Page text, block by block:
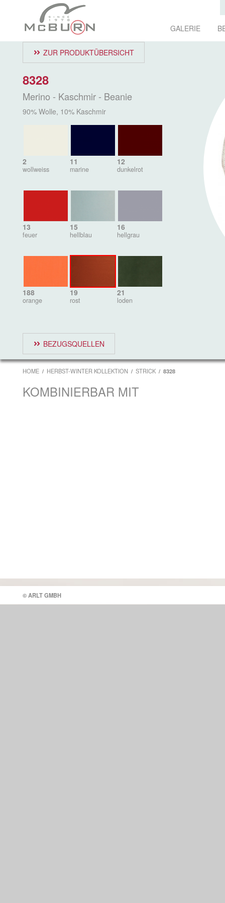
GALERIE
ZUR PRODUKTÜBERSICHT
8328
Merino - Kaschmir - Beanie
90% Wolle, 10% Kaschmir
2
wollweiss
11
marine
12
dunkelrot
13
feuer
15
hellblau
16
hellgrau
188
orange
19
rost
21
loden
BEZUGSQUELLEN
HOME HERBST-WINTER KOLLEKTION STRICK 8328
KOMBINIERBAR MIT
© ARLT GMBH